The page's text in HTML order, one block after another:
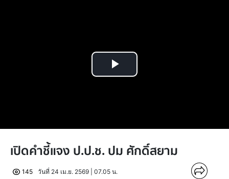
Play
เปิดคำชี้แจง ป.ป.ช. ปม ศักดิ์สยาม
145
วันที่ 24 เม.ย. 2569 | 07.05 น.